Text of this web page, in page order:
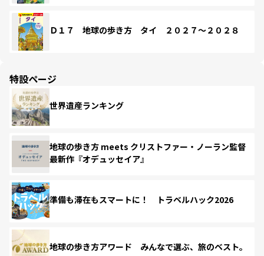
Ｄ１７ 地球の歩き方 タイ ２０２７～２０２８
特設ページ
世界遺産ランキング
地球の歩き方 meets クリストファー・ノーラン監督
最新作『オデュッセイア』
準備も滞在もスマートに！ トラベルハック2026
地球の歩き方アワード みんなで選ぶ、旅のベスト。